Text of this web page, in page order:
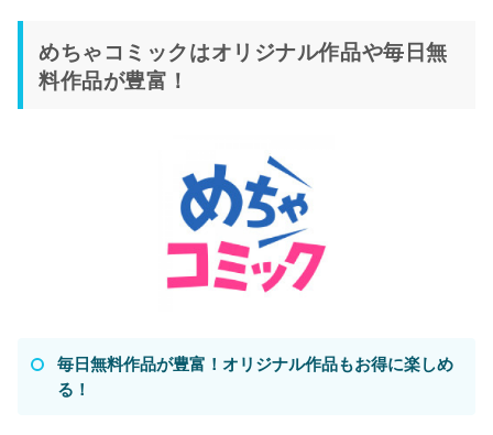
めちゃコミックはオリジナル作品や毎日無
料作品が豊富！
毎日無料作品が豊富！オリジナル作品もお得に楽しめ
る！